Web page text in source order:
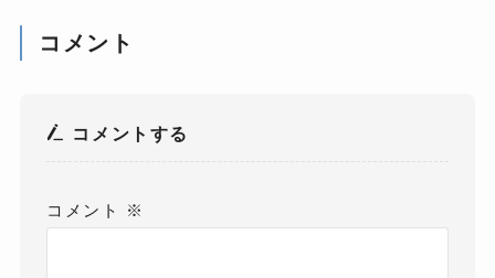
コメント
コメントする
コメント ※